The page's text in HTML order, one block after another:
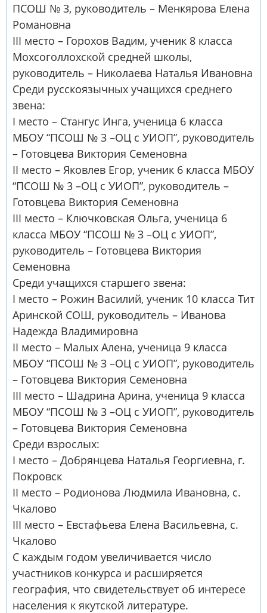
ПСОШ № 3, руководитель – Менкярова Елена
Романовна
III место – Горохов Вадим, ученик 8 класса
Мохсоголлохской средней школы,
руководитель – Николаева Наталья Ивановна
Среди русскоязычных учащихся среднего
звена:
I место – Стангус Инга, ученица 6 класса
МБОУ “ПСОШ № 3 –ОЦ с УИОП”, руководитель
– Готовцева Виктория Семеновна
II место – Яковлев Егор, ученик 6 класса МБОУ
“ПСОШ № 3 –ОЦ с УИОП”, руководитель –
Готовцева Виктория Семеновна
III место – Ключковская Ольга, ученица 6
класса МБОУ “ПСОШ № 3 –ОЦ с УИОП”,
руководитель – Готовцева Виктория
Семеновна
Среди учащихся старшего звена:
I место – Рожин Василий, ученик 10 класса Тит
Аринской СОШ, руководитель – Иванова
Надежда Владимировна
II место – Малых Алена, ученица 9 класса
МБОУ “ПСОШ № 3 –ОЦ с УИОП”, руководитель
– Готовцева Виктория Семеновна
III место – Шадрина Арина, ученица 9 класса
МБОУ “ПСОШ № 3 –ОЦ с УИОП”, руководитель
– Готовцева Виктория Семеновна
Среди взрослых:
I место – Добрянцева Наталья Георгиевна, г.
Покровск
II место – Родионова Людмила Ивановна, с.
Чкалово
III место – Евстафьева Елена Васильевна, с.
Чкалово
С каждым годом увеличивается число
участников конкурса и расширяется
география, что свидетельствует об интересе
населения к якутской литературе.